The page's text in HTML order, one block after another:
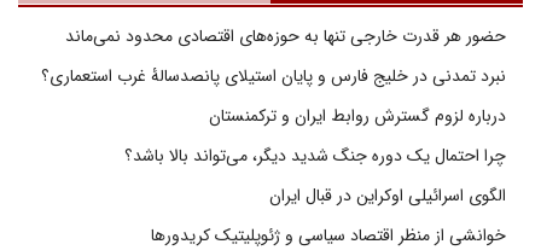
حضور هر قدرت خارجی تنها به حوزه‌های اقتصادی محدود نمی‌ماند
نبرد تمدنی در خلیج فارس و پایان استیلای پانصدسالۀ غرب استعماری؟
درباره لزوم گسترش روابط ایران و ترکمنستان
چرا احتمال یک دوره جنگ شدید دیگر، می‌تواند بالا باشد؟
الگوی اسرائیلی اوکراین در قبال ایران
خوانشی از منظر اقتصاد سیاسی و ژئوپلیتیک کریدورها